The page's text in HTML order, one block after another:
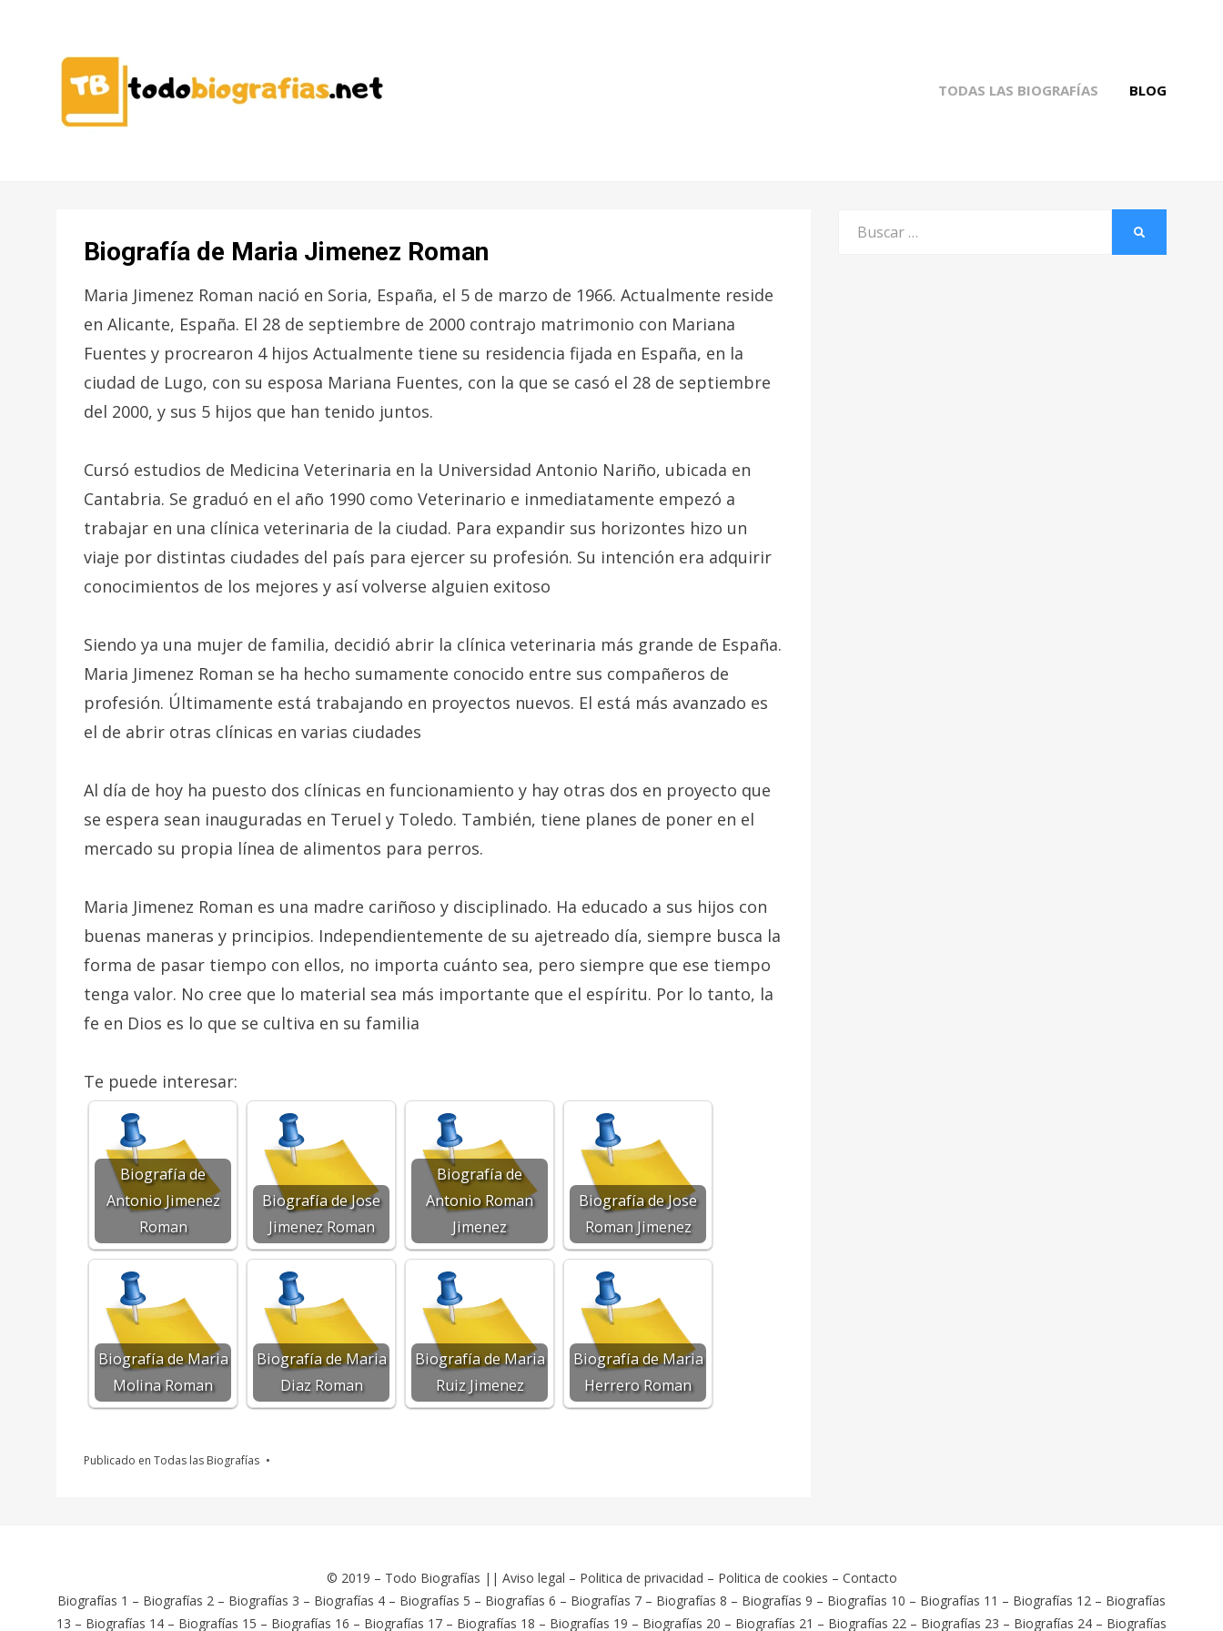
TODAS LAS BIOGRAFÍAS BLOG
Biografía de Maria Jimenez Roman
Maria Jimenez Roman nació en Soria, España, el 5 de marzo de 1966. Actualmente reside
en Alicante, España. El 28 de septiembre de 2000 contrajo matrimonio con Mariana
Fuentes y procrearon 4 hijos Actualmente tiene su residencia fijada en España, en la
ciudad de Lugo, con su esposa Mariana Fuentes, con la que se casó el 28 de septiembre
del 2000, y sus 5 hijos que han tenido juntos.
Cursó estudios de Medicina Veterinaria en la Universidad Antonio Nariño, ubicada en
Cantabria. Se graduó en el año 1990 como Veterinario e inmediatamente empezó a
trabajar en una clínica veterinaria de la ciudad. Para expandir sus horizontes hizo un
viaje por distintas ciudades del país para ejercer su profesión. Su intención era adquirir
conocimientos de los mejores y así volverse alguien exitoso
Siendo ya una mujer de familia, decidió abrir la clínica veterinaria más grande de España.
Maria Jimenez Roman se ha hecho sumamente conocido entre sus compañeros de
profesión. Últimamente está trabajando en proyectos nuevos. El está más avanzado es
el de abrir otras clínicas en varias ciudades
Al día de hoy ha puesto dos clínicas en funcionamiento y hay otras dos en proyecto que
se espera sean inauguradas en Teruel y Toledo. También, tiene planes de poner en el
mercado su propia línea de alimentos para perros.
Maria Jimenez Roman es una madre cariñoso y disciplinado. Ha educado a sus hijos con
buenas maneras y principios. Independientemente de su ajetreado día, siempre busca la
forma de pasar tiempo con ellos, no importa cuánto sea, pero siempre que ese tiempo
tenga valor. No cree que lo material sea más importante que el espíritu. Por lo tanto, la
fe en Dios es lo que se cultiva en su familia
Te puede interesar:
Biografía de
Antonio Jimenez
Roman
Biografía de Jose
Jimenez Roman
Biografía de
Antonio Roman
Jimenez
Biografía de Jose
Roman Jimenez
Biografía de Maria
Molina Roman
Biografía de Maria
Diaz Roman
Biografía de Maria
Ruiz Jimenez
Biografía de Maria
Herrero Roman
Publicado en Todas las Biografías
Buscar
© 2019 – Todo Biografías || Aviso legal – Politica de privacidad – Politica de cookies – Contacto
Biografías 1 – Biografías 2 – Biografías 3 – Biografías 4 – Biografías 5 – Biografías 6 – Biografías 7 – Biografías 8 – Biografías 9 – Biografías 10 – Biografías 11 – Biografías 12 – Biografías
13 – Biografías 14 – Biografías 15 – Biografías 16 – Biografías 17 – Biografías 18 – Biografías 19 – Biografías 20 – Biografías 21 – Biografías 22 – Biografías 23 – Biografías 24 – Biografías